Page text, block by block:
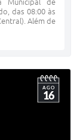
Municipal de
das 08:00 às
Além de
AGO
16